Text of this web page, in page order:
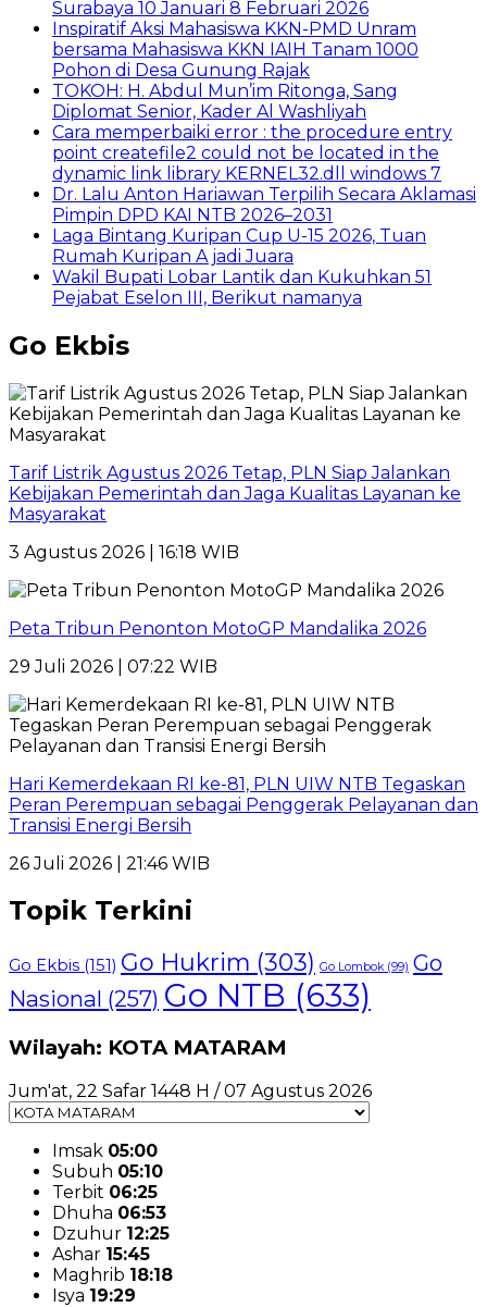
Surabaya 10 Januari 8 Februari 2026
Inspiratif Aksi Mahasiswa KKN-PMD Unram
bersama Mahasiswa KKN IAIH Tanam 1000
Pohon di Desa Gunung Rajak
TOKOH: H. Abdul Mun’im Ritonga, Sang
Diplomat Senior, Kader Al Washliyah
Cara memperbaiki error : the procedure entry
point createfile2 could not be located in the
dynamic link library KERNEL32.dll windows 7
Dr. Lalu Anton Hariawan Terpilih Secara Aklamasi
Pimpin DPD KAI NTB 2026–2031
Laga Bintang Kuripan Cup U-15 2026, Tuan
Rumah Kuripan A jadi Juara
Wakil Bupati Lobar Lantik dan Kukuhkan 51
Pejabat Eselon III, Berikut namanya
Go Ekbis
Tarif Listrik Agustus 2026 Tetap, PLN Siap Jalankan
Kebijakan Pemerintah dan Jaga Kualitas Layanan ke
Masyarakat
3 Agustus 2026 | 16:18 WIB
Peta Tribun Penonton MotoGP Mandalika 2026
29 Juli 2026 | 07:22 WIB
Hari Kemerdekaan RI ke-81, PLN UIW NTB Tegaskan
Peran Perempuan sebagai Penggerak Pelayanan dan
Transisi Energi Bersih
26 Juli 2026 | 21:46 WIB
Topik Terkini
Go Ekbis (151) Go Hukrim (303) Go Lombok(99) Go
Nasional (257) Go NTB (633)
Wilayah: KOTA MATARAM
Jum'at, 22 Safar 1448 H / 07 Agustus 2026
Imsak 05:00
Subuh 05:10
Terbit 06:25
Dhuha 06:53
Dzuhur 12:25
Ashar 15:45
Maghrib 18:18
Isya 19:29